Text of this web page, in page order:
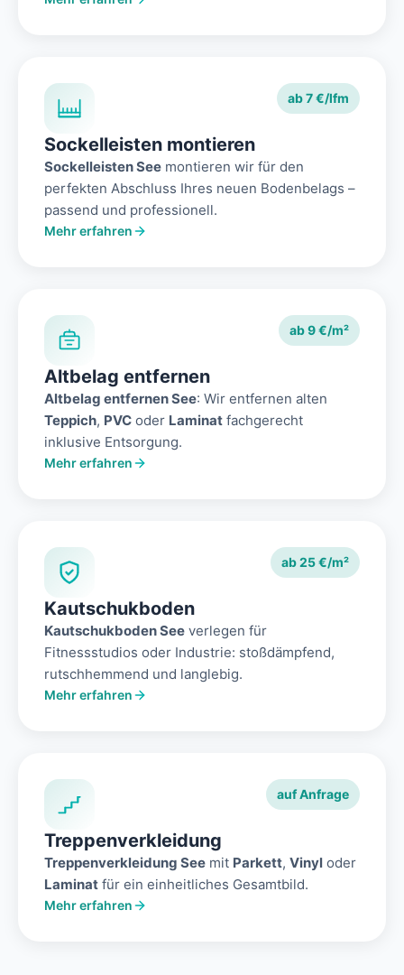
ab 7 €/lfm
Sockelleisten montieren
Sockelleisten See montieren wir für den
perfekten Abschluss Ihres neuen Bodenbelags –
passend und professionell.
Mehr erfahren
ab 9 €/m²
Altbelag entfernen
Altbelag entfernen See: Wir entfernen alten
Teppich, PVC oder Laminat fachgerecht
inklusive Entsorgung.
Mehr erfahren
ab 25 €/m²
Kautschukboden
Kautschukboden See verlegen für
Fitnessstudios oder Industrie: stoßdämpfend,
rutschhemmend und langlebig.
Mehr erfahren
auf Anfrage
Treppenverkleidung
Treppenverkleidung See mit Parkett, Vinyl oder
Laminat für ein einheitliches Gesamtbild.
Mehr erfahren